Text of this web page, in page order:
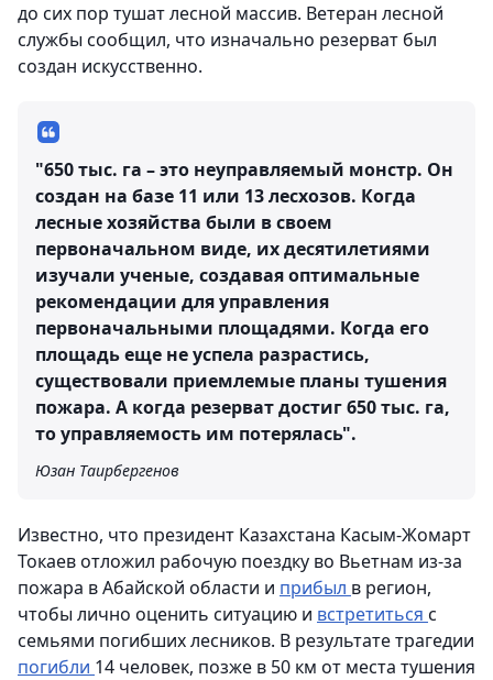
до сих пор тушат лесной массив. Ветеран лесной
службы сообщил, что изначально резерват был
создан искусственно.
"650 тыс. га – это неуправляемый монстр. Он
создан на базе 11 или 13 лесхозов. Когда
лесные хозяйства были в своем
первоначальном виде, их десятилетиями
изучали ученые, создавая оптимальные
рекомендации для управления
первоначальными площадями. Когда его
площадь еще не успела разрастись,
существовали приемлемые планы тушения
пожара. А когда резерват достиг 650 тыс. га,
то управляемость им потерялась".
Юзан Таирбергенов
Известно, что президент Казахстана Касым-Жомарт
Токаев отложил рабочую поездку во Вьетнам из-за
пожара в Абайской области и прибыл в регион,
чтобы лично оценить ситуацию и встретиться с
семьями погибших лесников. В результате трагедии
погибли 14 человек, позже в 50 км от места тушения